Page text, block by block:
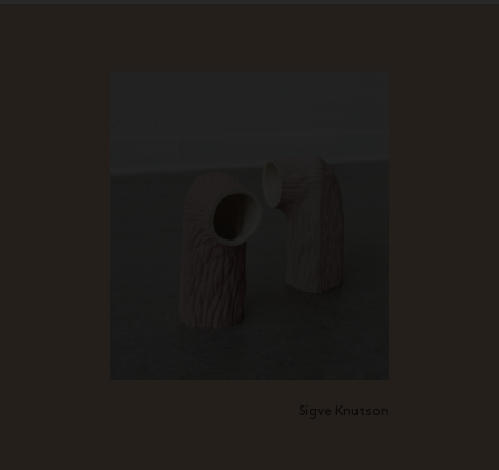
Sigve Knutson